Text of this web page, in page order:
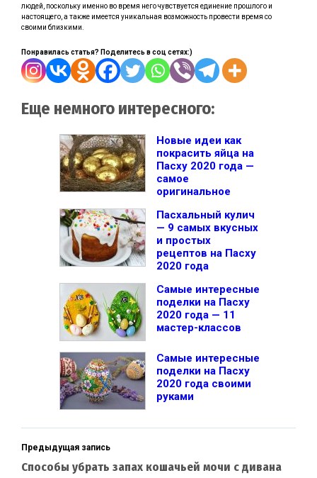
людей, поскольку именно во время него чувствуется единение прошлого и
настоящего, а также имеется уникальная возможность провести время со
своими близкими.
Понравилась статья? Поделитесь в соц сетях:)
Еще немного интересного:
Новые идеи как
покрасить яйца на
Пасху 2020 года —
самое
оригинальное
Пасхальный кулич
— 9 самых вкусных
и простых
рецептов на Пасху
2020 года
Самые интересные
поделки на Пасху
2020 года — 11
мастер-классов
Самые интересные
поделки на Пасху
2020 года своими
руками
Предыдущая запись
Способы убрать запах кошачьей мочи с дивана